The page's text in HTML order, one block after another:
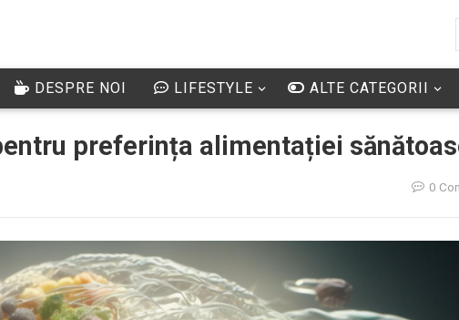
DESPRE NOI LIFESTYLE ALTE CATEGORII
preferința alimentației
0